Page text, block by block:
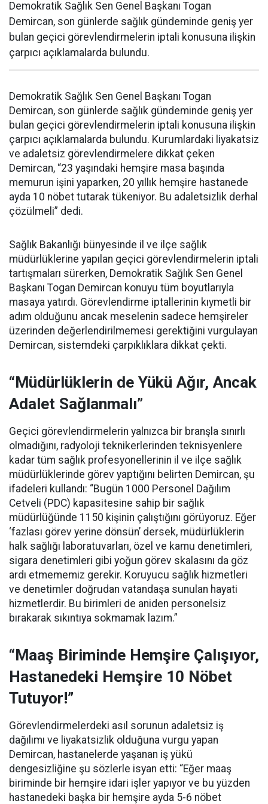
Demokratik Sağlık Sen Genel Başkanı Togan
Demircan, son günlerde sağlık gündeminde geniş yer
bulan geçici görevlendirmelerin iptali konusuna ilişkin
çarpıcı açıklamalarda bulundu.
Demokratik Sağlık Sen Genel Başkanı Togan
Demircan, son günlerde sağlık gündeminde geniş yer
bulan geçici görevlendirmelerin iptali konusuna ilişkin
çarpıcı açıklamalarda bulundu. Kurumlardaki liyakatsiz
ve adaletsiz görevlendirmelere dikkat çeken
Demircan, “23 yaşındaki hemşire masa başında
memurun işini yaparken, 20 yıllık hemşire hastanede
ayda 10 nöbet tutarak tükeniyor. Bu adaletsizlik derhal
çözülmeli” dedi.
Sağlık Bakanlığı bünyesinde il ve ilçe sağlık
müdürlüklerine yapılan geçici görevlendirmelerin iptali
tartışmaları sürerken, Demokratik Sağlık Sen Genel
Başkanı Togan Demircan konuyu tüm boyutlarıyla
masaya yatırdı. Görevlendirme iptallerinin kıymetli bir
adım olduğunu ancak meselenin sadece hemşireler
üzerinden değerlendirilmemesi gerektiğini vurgulayan
Demircan, sistemdeki çarpıklıklara dikkat çekti.
“Müdürlüklerin de Yükü Ağır, Ancak
Adalet Sağlanmalı”
Geçici görevlendirmelerin yalnızca bir branşla sınırlı
olmadığını, radyoloji teknikerlerinden teknisyenlere
kadar tüm sağlık profesyonellerinin il ve ilçe sağlık
müdürlüklerinde görev yaptığını belirten Demircan, şu
ifadeleri kullandı: “Bugün 1000 Personel Dağılım
Cetveli (PDC) kapasitesine sahip bir sağlık
müdürlüğünde 1150 kişinin çalıştığını görüyoruz. Eğer
‘fazlası görev yerine dönsün’ dersek, müdürlüklerin
halk sağlığı laboratuvarları, özel ve kamu denetimleri,
sigara denetimleri gibi yoğun görev skalasını da göz
ardı etmememiz gerekir. Koruyucu sağlık hizmetleri
ve denetimler doğrudan vatandaşa sunulan hayati
hizmetlerdir. Bu birimleri de aniden personelsiz
bırakarak sıkıntıya sokmamak lazım.”
“Maaş Biriminde Hemşire Çalışıyor,
Hastanedeki Hemşire 10 Nöbet
Tutuyor!”
Görevlendirmelerdeki asıl sorunun adaletsiz iş
dağılımı ve liyakatsizlik olduğuna vurgu yapan
Demircan, hastanelerde yaşanan iş yükü
dengesizliğine şu sözlerle isyan etti: “Eğer maaş
biriminde bir hemşire idari işler yapıyor ve bu yüzden
hastanedeki başka bir hemşire ayda 5-6 nöbet